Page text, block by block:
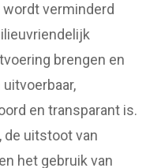
verminderd
brengen en
en transparant is.
de uitstoot van
het gebruik van